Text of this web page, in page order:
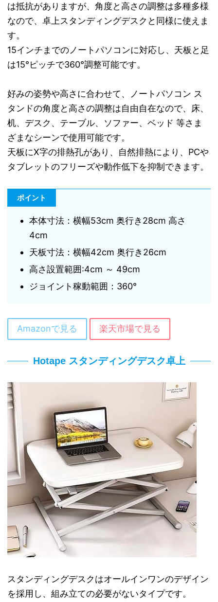
は抵抗がありますが、角度と高さの調整は多種多様
なので、卓上スタンディングデスクと同様に使えま
す。
15インチまでのノートパソコンに対応し、天板と足
は15°ピッチで360°調整可能です。
好みの姿勢や高さに合わせて、ノートパソコン ス
タンドの角度と高さの調整は自由自在なので、床、
机、デスク、テーブル、ソファー、ベッド 等さま
ざまなシーンで使用可能です。
天板にX字の排熱孔があり、自然排熱により、PCや
タブレットのフリーズや動作低下を抑制できます。
ポイント
本体寸法：横幅53cm 奥行き28cm 高さ
4cm
天板寸法：横幅42cm 奥行き26cm
高さ設置範囲:4cm ～ 49cm
ジョイント稼動範囲：360°
Amazonで見る 楽天市場で見る
Hotape スタンディングデスク卓上
スタンディングデスクはオールインワンのデザイン
を採用し、組み立ての必要がないタイプです。